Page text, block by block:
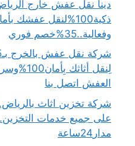
دينا نقل عفش خارج
ذكية100%لنقل عفشك
وفعالية..35%خصم فوري
لِنقل أثاثك
العفش اتصل بنا
على جميع خدمات
مدار24ساعة